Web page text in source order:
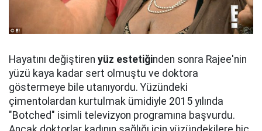
Hayatını değiştiren yüz estetiğinden sonra Rajee'nin
yüzü kaya kadar sert olmuştu ve doktora
göstermeye bile utanıyordu. Yüzündeki
çimentolardan kurtulmak ümidiyle 2015 yılında
"Botched" isimli televizyon programına başvurdu.